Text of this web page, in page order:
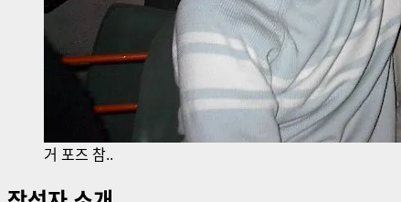
거 포즈 참..